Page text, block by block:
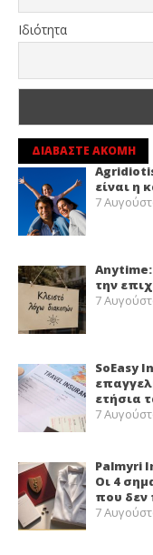
Ιδιότητα
ΔΙΑΒΑΣΤΕ ΑΚΟΜΗ
είναι η
7
την
7
SoEasy
ετήσια
7
Palmyri
Οι 4
που δεν
7